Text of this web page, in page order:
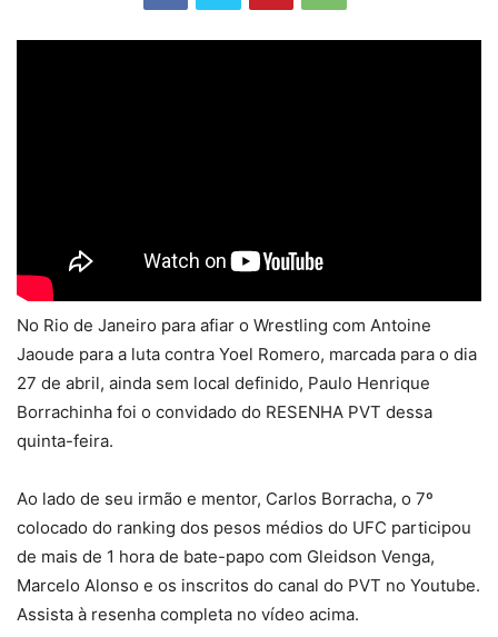
No Rio de Janeiro para afiar o Wrestling com Antoine
Jaoude para a luta contra Yoel Romero, marcada para o dia
27 de abril, ainda sem local definido, Paulo Henrique
Borrachinha foi o convidado do RESENHA PVT dessa
quinta-feira.
Ao lado de seu irmão e mentor, Carlos Borracha, o 7º
colocado do ranking dos pesos médios do UFC participou
de mais de 1 hora de bate-papo com Gleidson Venga,
Marcelo Alonso e os inscritos do canal do PVT no Youtube.
Assista à resenha completa no vídeo acima.